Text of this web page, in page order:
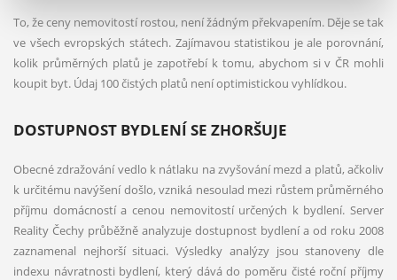
To, že ceny nemovitostí rostou, není žádným překvapením. Děje se tak
ve všech evropských státech. Zajímavou statistikou je ale porovnání,
kolik průměrných platů je zapotřebí k tomu, abychom si v ČR mohli
koupit byt. Údaj 100 čistých platů není optimistickou vyhlídkou.
DOSTUPNOST BYDLENÍ SE ZHORŠUJE
Obecné zdražování vedlo k nátlaku na zvyšování mezd a platů, ačkoliv
k určitému navýšení došlo, vzniká nesoulad mezi růstem průměrného
příjmu domácností a cenou nemovitostí určených k bydlení. Server
Reality Čechy průběžně analyzuje dostupnost bydlení a od roku 2008
zaznamenal nejhorší situaci. Výsledky analýzy jsou stanoveny dle
indexu návratnosti bydlení, který dává do poměru čisté roční příjmy